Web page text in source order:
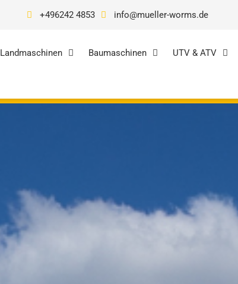
+496242 4853 info@mueller-worms.de
Landmaschinen Baumaschinen UTV & ATV